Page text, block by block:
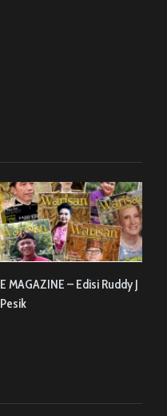
E MAGAZINE – Edisi Ruddy J
Pesik